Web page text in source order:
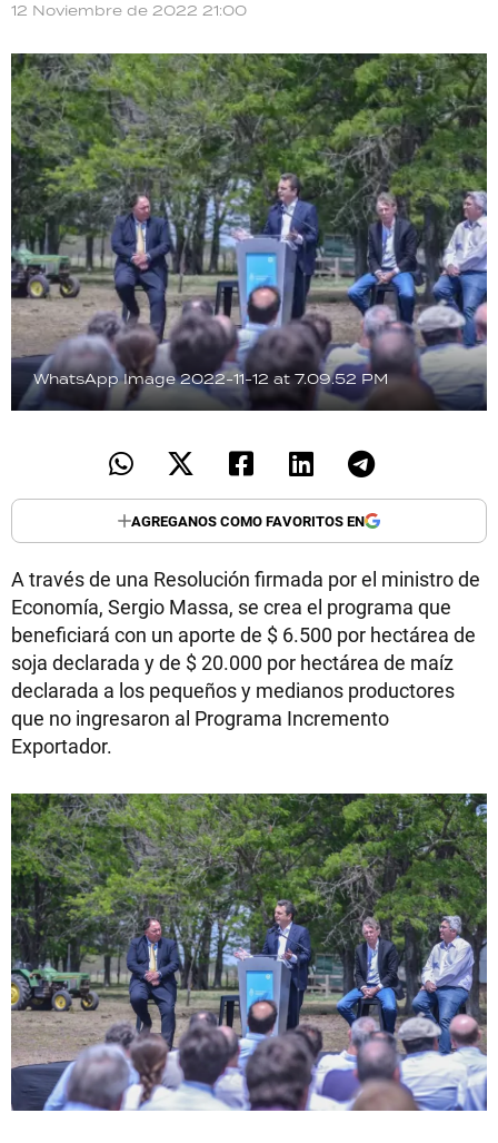
12 Noviembre de 2022 21:00
WhatsApp Image 2022-11-12 at 7.09.52 PM
AGREGANOS COMO FAVORITOS EN
A través de una Resolución firmada por el ministro de
Economía, Sergio Massa, se crea el programa que
beneficiará con un aporte de $ 6.500 por hectárea de
soja declarada y de $ 20.000 por hectárea de maíz
declarada a los pequeños y medianos productores
que no ingresaron al Programa Incremento
Exportador.
PALABRAS
HORÓSCOPO
Seguinos